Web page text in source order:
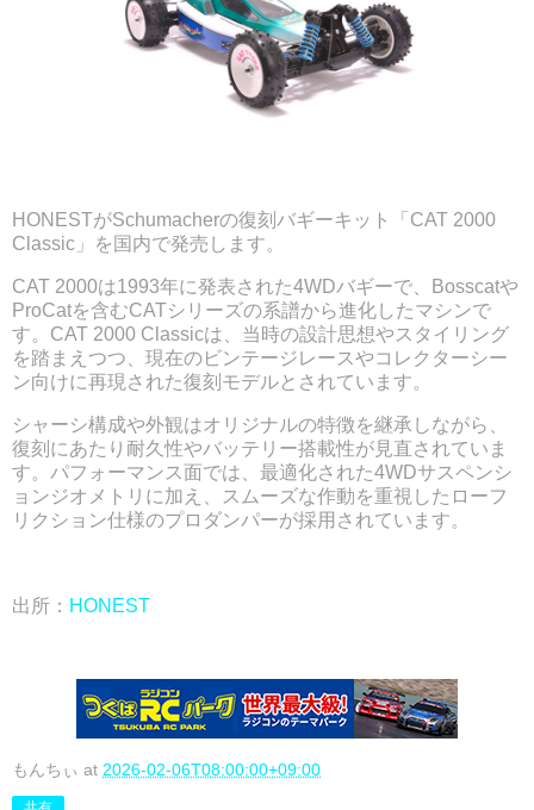
HONESTがSchumacherの復刻バギーキット「CAT 2000
Classic」を国内で発売します。
CAT 2000は1993年に発表された4WDバギーで、Bosscatや
ProCatを含むCATシリーズの系譜から進化したマシンで
す。CAT 2000 Classicは、当時の設計思想やスタイリング
を踏まえつつ、現在のビンテージレースやコレクターシー
ン向けに再現された復刻モデルとされています。
シャーシ構成や外観はオリジナルの特徴を継承しながら、
復刻にあたり耐久性やバッテリー搭載性が見直されていま
す。パフォーマンス面では、最適化された4WDサスペンシ
ョンジオメトリに加え、スムーズな作動を重視したローフ
リクション仕様のプロダンパーが採用されています。
出所： HONEST
もんちぃ at 2026-02-06T08:00:00+09:00